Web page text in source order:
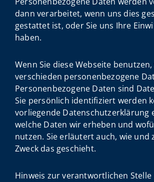
dann verarbeitet, wenn uns dies
gestattet ist, oder Sie uns Ihre
haben.
Wenn Sie diese Webseite
verschieden personenbezogene
Personenbezogene Daten sind
Sie persönlich identifiziert werden
vorliegende Datenschutzerklärung
welche Daten wir erheben und
nutzen. Sie erläutert auch, wie und
Zweck das geschieht.
Hinweis zur verantwortlichen Stelle